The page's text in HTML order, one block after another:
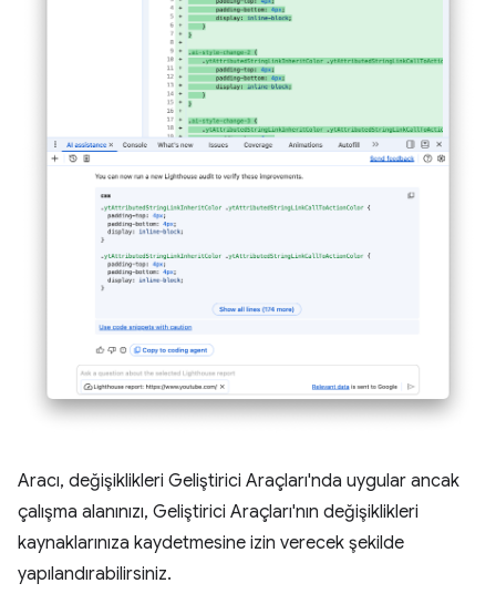
Aracı, değişiklikleri Geliştirici Araçları'nda uygular ancak
çalışma alanınızı, Geliştirici Araçları'nın değişiklikleri
kaynaklarınıza kaydetmesine izin verecek şekilde
yapılandırabilirsiniz.